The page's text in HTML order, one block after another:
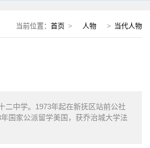
当前位置： 首页 > 人物 > 当代人物
二中学。1973年起在新抚区站前公社
国家公派留学美国，获乔治城大学法